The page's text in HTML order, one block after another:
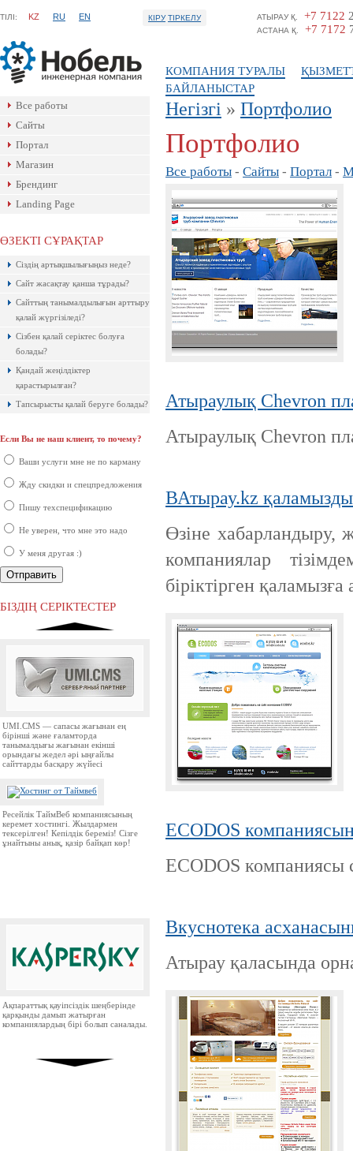
ТIЛI: KZ RU EN КІРУ ТІРКЕЛУ АТЫРАУ Қ. +7 7122
АСТАНА Қ. +7 7172
КОМПАНИЯ ТУРАЛЫ
БАЙЛАНЫСТАР
Все работы
Сайты
Портал
Магазин
Брендинг
Landing Page
ӨЗЕКТІ СҰРАҚТАР
Сіздің артықшылығыңыз неде?
Сайт жасақтау қанша тұрады?
Сайттың танымалдылығын арттыру
қалай жүргізіледі?
Сізбен қалай серіктес болуға
болады?
Қандай жеңілдіктер
қарастырылған?
Тапсырысты қалай беруге болады?
Если Вы не наш клиент, то почему?
Ваши услуги мне не по карману
Жду скидки и спецпредложения
Пишу техспецификацию
Не уверен, что мне это надо
У меня другая :)
БІЗДІҢ СЕРІКТЕСТЕР
керемет хостингі. Жылдармен
ұнайтыны анық, қазір байқап көр!
Ақпараттық қауіпсіздік шеңберінде
қарқынды дамып жатырған
компаниялардың бірі болып саналады.
Ресей нарығында бірінші орында
UMI.CMS — сапасы жағынан ең
бірінші және ғаламторда
танымалдығы жағынан екінші
орындағы жедел әрі ыңғайлы
сайттарды басқару жүйесі
Ресейлік ТаймВеб компаниясының
керемет хостингі. Жылдармен
тексерілген! Кепілдік береміз! Сізге
ұнайтыны анық, қазір байқап көр!
Ақпараттық қауіпсіздік шеңберінде
қарқынды дамып жатырған
компаниялардың бірі болып саналады.
Негізгі » Портфолио
Портфолио
Все работы - Сайты - Портал -
Атыраулық Chevron
Атыраулық Chevron
ВАтырау.kz
Өзіне
компаниялар
біріктірген
ECODOS
ECODOS компаниясы
Вкуснотека
Атырау қаласында